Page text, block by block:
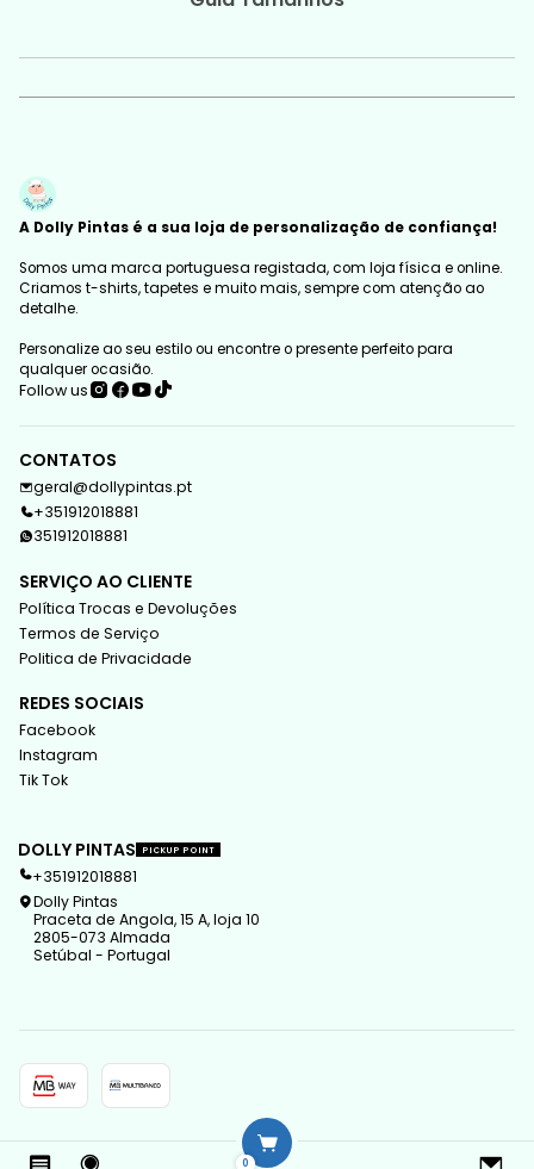
0
A Dolly Pintas é a sua loja de personalização de confiança!
Somos uma marca portuguesa registada, com loja física e online.
Criamos t-shirts, tapetes e muito mais, sempre com atenção ao
detalhe.
Personalize ao seu estilo ou encontre o presente perfeito para
qualquer ocasião.
Follow us
CONTATOS
geral@dollypintas.pt
+351912018881
351912018881
SERVIÇO AO CLIENTE
Política Trocas e Devoluções
Termos de Serviço
Politica de Privacidade
REDES SOCIAIS
Facebook
Instagram
Tik Tok
DOLLY PINTAS PICKUP POINT
+351912018881
Dolly Pintas
Praceta de Angola, 15 A, loja 10
2805-073 Almada
Setúbal - Portugal